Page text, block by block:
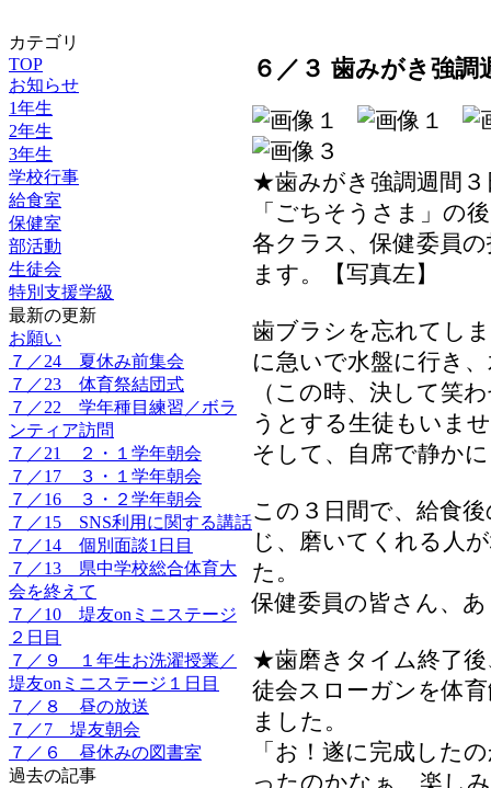
カテゴリ
TOP
お知らせ
1年生
2年生
3年生
学校行事
給食室
保健室
部活動
生徒会
特別支援学級
最新の更新
お願い
７／24 夏休み前集会
７／23 体育祭結団式
７／22 学年種目練習／ボラ
ンティア訪問
７／21 ２・１学年朝会
７／17 ３・１学年朝会
７／16 ３・２学年朝会
７／15 SNS利用に関する講話
７／14 個別面談1日目
７／13 県中学校総合体育大
会を終えて
７／10 堤友onミニステージ
２日目
７／９ １年生お洗濯授業／
堤友onミニステージ１日目
７／８ 昼の放送
７／7 堤友朝会
７／６ 昼休みの図書室
過去の記事
６／３ 歯みがき強調
★歯みがき強調週間３
「ごちそうさま」の
各クラス、保健委員
ます。【写真左】
歯ブラシを忘れてし
に急いで水盤に行き
（この時、決して笑
うとする生徒もいま
そして、自席で静か
この３日間で、給食
じ、磨いてくれる人
た。
保健委員の皆さん、
★歯磨きタイム終了後
徒会スローガンを体
ました。
「お！遂に完成した
ったのかなぁ、楽し